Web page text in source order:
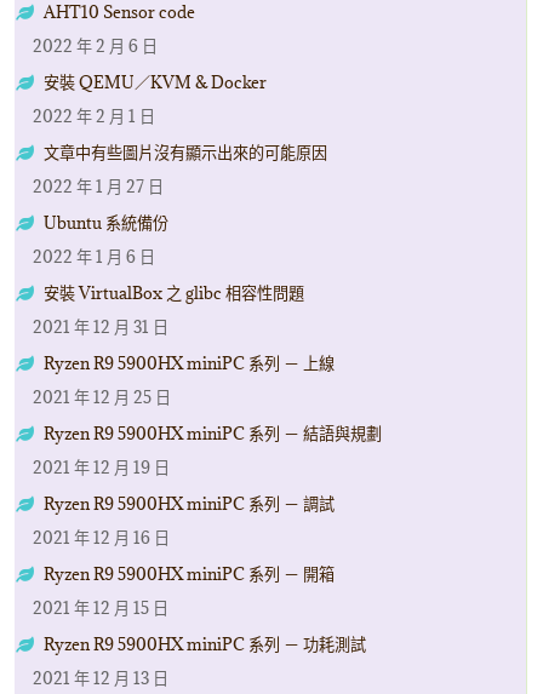
AHT10 Sensor code
2022 年 2 月 6 日
安裝 QEMU／KVM & Docker
2022 年 2 月 1 日
文章中有些圖片沒有顯示出來的可能原因
2022 年 1 月 27 日
Ubuntu 系統備份
2022 年 1 月 6 日
安裝 VirtualBox 之 glibc 相容性問題
2021 年 12 月 31 日
Ryzen R9 5900HX miniPC 系列 － 上線
2021 年 12 月 25 日
Ryzen R9 5900HX miniPC 系列 － 結語與規劃
2021 年 12 月 19 日
Ryzen R9 5900HX miniPC 系列 － 調試
2021 年 12 月 16 日
Ryzen R9 5900HX miniPC 系列 － 開箱
2021 年 12 月 15 日
Ryzen R9 5900HX miniPC 系列 － 功耗測試
2021 年 12 月 13 日